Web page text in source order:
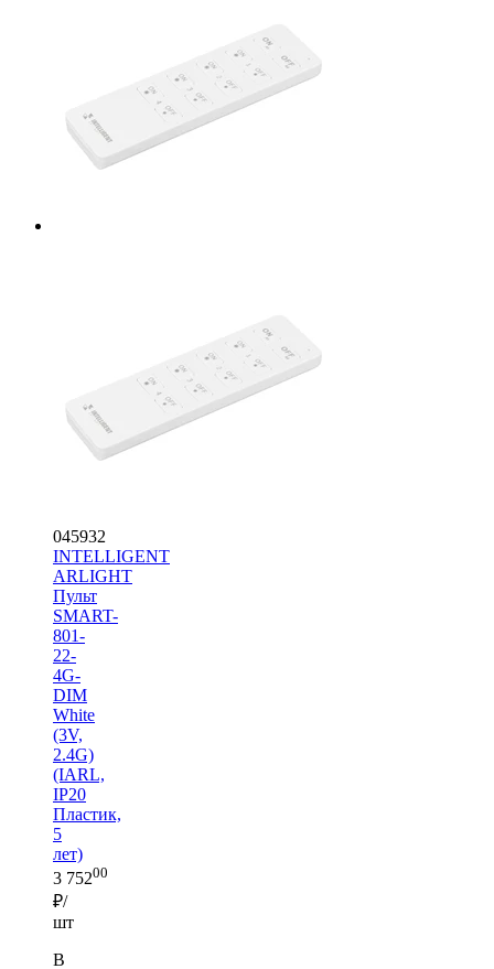
045932
INTELLIGENT
ARLIGHT
Пульт
SMART-
801-
22-
4G-
DIM
White
(3V,
2.4G)
(IARL,
IP20
Пластик,
5
лет)
3 75200
₽/
шт
В